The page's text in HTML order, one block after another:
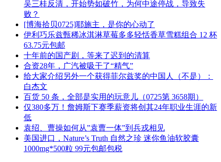
吴三桂反清，开始势如破竹，为何中途停战，导致失
败？
[博海拾贝0725]耶施主，是你的心动了
伊利巧乐兹甄稀冰淇淋草莓多多轻恬香草雪糕组合 12 杯
63.75元包邮
十年前的国产剧，等来了迟到的清算
合资28年，广汽被吸干了“精气”
给大家介绍另外一个获得菲尔兹奖的中国人（不是）：
白杰文
百货 50 条，全部是实用的玩意儿（0725第 3658期）
仅380多万！詹姆斯下赛季薪资将创其24年职业生涯的新
低
袁绍、曹操如何从”袁曹一体”到兵戎相见
美国进口，Nature’s Truth 自然之珍 迷你鱼油软胶囊
1000mg*500粒 99元包邮包税